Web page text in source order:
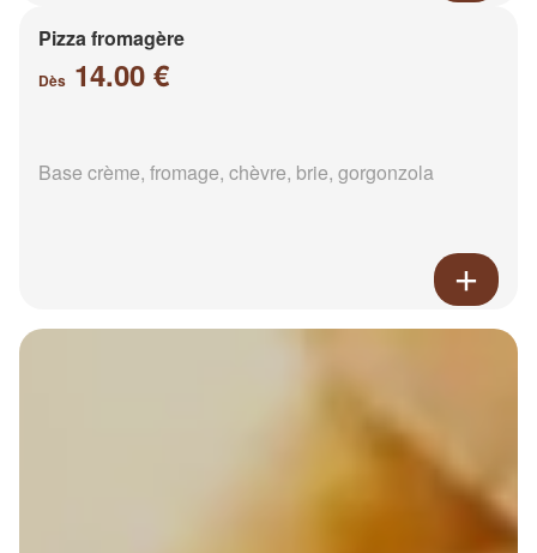
Pizza fromagère
Dès 14.00 €
Base crème, fromage, chèvre, brie, gorgonzola